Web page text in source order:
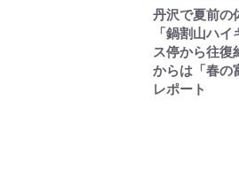
丹沢で夏前の
「鍋割山ハ
ス停から往復
からは「春の
レポート